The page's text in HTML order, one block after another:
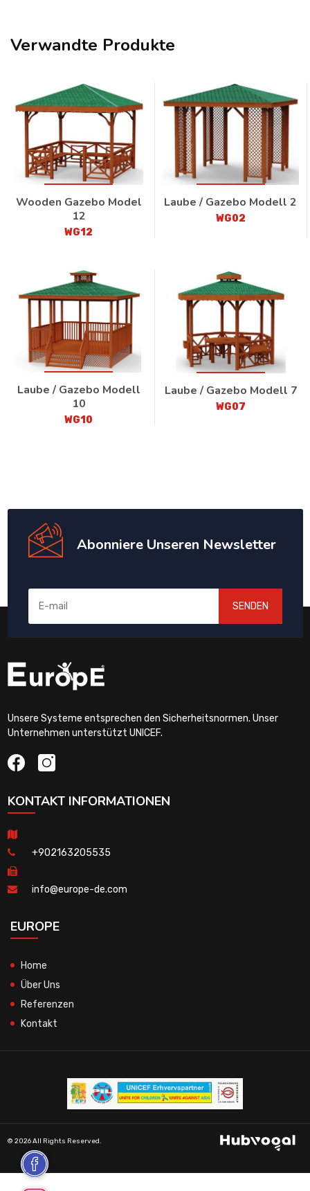
Verwandte Produkte
Wooden Gazebo Model
12
WG12
Laube / Gazebo Modell 2
WG02
Laube / Gazebo Modell
10
WG10
Laube / Gazebo Modell 7
WG07
Abonniere Unseren Newsletter
SENDEN
Unsere Systeme entsprechen den Sicherheitsnormen. Unser
Unternehmen unterstützt UNICEF.
KONTAKT INFORMATIONEN
+902163205535
info@europe-de.com
EUROPE
Home
Über Uns
Referenzen
Kontakt
© 2026 All Rights Reserved.